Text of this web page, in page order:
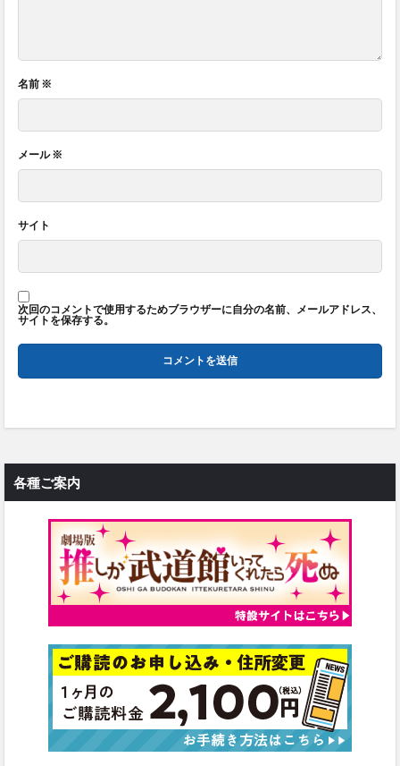
名前 ※
メール※
サイト
次回のコメントで使用するためブラウザーに自分の名前、メールアドレス、
サイトを保存する。
各種ご案内